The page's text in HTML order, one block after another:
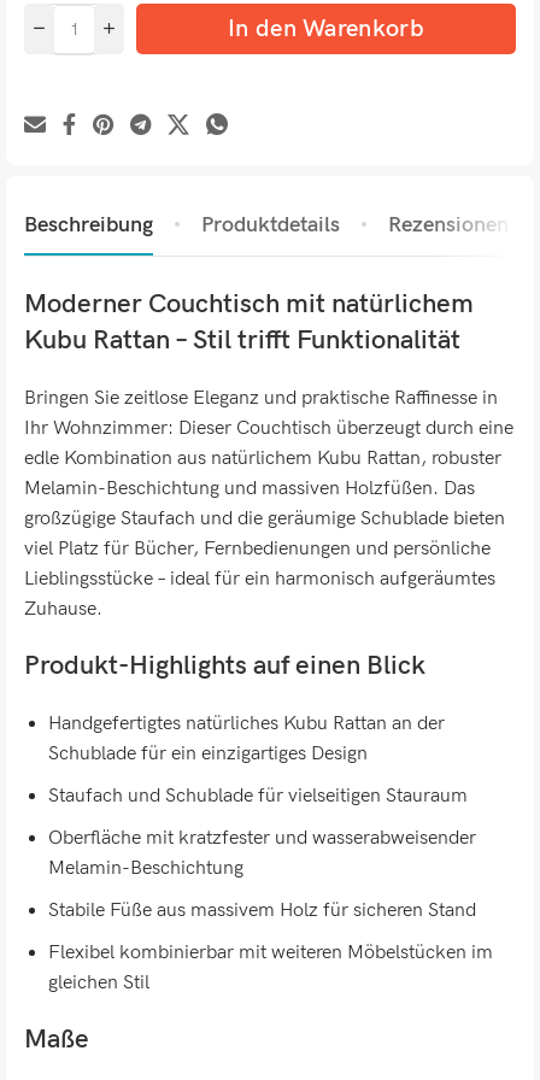
In den Warenkorb
Beschreibung Produktdetails Rezensionen (0)
Moderner Couchtisch mit natürlichem
Kubu Rattan – Stil trifft Funktionalität
Bringen Sie zeitlose Eleganz und praktische Raffinesse in
Ihr Wohnzimmer: Dieser Couchtisch überzeugt durch eine
edle Kombination aus natürlichem Kubu Rattan, robuster
Melamin-Beschichtung und massiven Holzfüßen. Das
großzügige Staufach und die geräumige Schublade bieten
viel Platz für Bücher, Fernbedienungen und persönliche
Lieblingsstücke – ideal für ein harmonisch aufgeräumtes
Zuhause.
Produkt-Highlights auf einen Blick
Handgefertigtes natürliches Kubu Rattan an der
Schublade für ein einzigartiges Design
Staufach und Schublade für vielseitigen Stauraum
Oberfläche mit kratzfester und wasserabweisender
Melamin-Beschichtung
Stabile Füße aus massivem Holz für sicheren Stand
Flexibel kombinierbar mit weiteren Möbelstücken im
gleichen Stil
Maße